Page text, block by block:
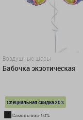
Воздушные шары
Бабочка экзотическая
Специальная скидка 20%
Самовывоз-10%